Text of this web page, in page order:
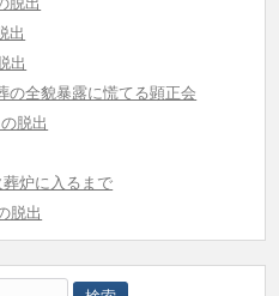
出
出
の全貌暴露に慌てる顕正会
脱出
炉に入るまで
脱出